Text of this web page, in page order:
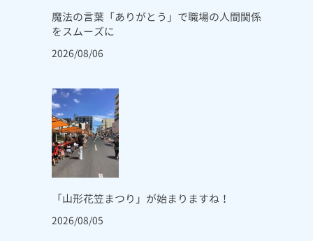
魔法の言葉「ありがとう」で職場の人間関係
をスムーズに
2026/08/06
「山形花笠まつり」が始まりますね！
2026/08/05